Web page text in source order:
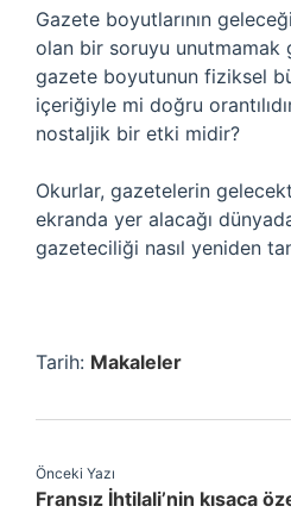
Gazete boyutlarının
olan bir soruyu unutmamak
gazete boyutunun fiziksel
içeriğiyle mi doğru
nostaljik bir etki midir?
Okurlar, gazetelerin
ekranda yer alacağı
gazeteciliği nasıl yeniden
Tarih: Makaleler
Önceki Yazı
Fransız İhtilali’nin kısaca